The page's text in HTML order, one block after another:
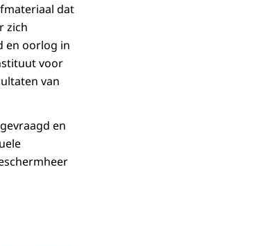
dat
zich
en oorlog in
voor
van
en